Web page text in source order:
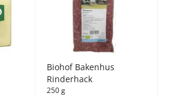
Biohof Bakenhus
Rinderhack
250 g